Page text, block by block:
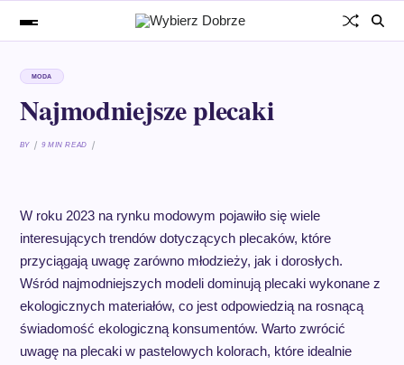
MODA
Najmodniejsze plecaki
BY 9 MIN READ
W roku 2023 na rynku modowym pojawiło się wiele
interesujących trendów dotyczących plecaków, które
przyciągają uwagę zarówno młodzieży, jak i dorosłych.
Wśród najmodniejszych modeli dominują plecaki wykonane z
ekologicznych materiałów, co jest odpowiedzią na rosnącą
świadomość ekologiczną konsumentów. Warto zwrócić
uwagę na plecaki w pastelowych kolorach, które idealnie